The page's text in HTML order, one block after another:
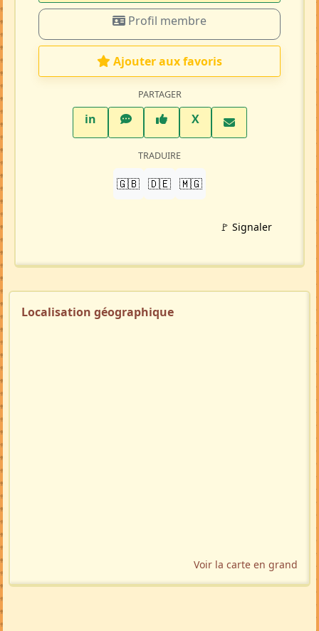
Profil membre
Ajouter aux favoris
PARTAGER
inLinkedInWhatsAppFacebook
XTwitter X
TRADUIRE
🇬🇧 🇩🇪 🇲🇬
🚩 Signaler
Localisation géographique
Voir la carte en grand